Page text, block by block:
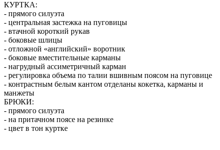
КУРТКА:
- прямого силуэта
- центральная застежка на пуговицы
- втачной короткий рукав
- боковые шлицы
- отложной «английский» воротник
- боковые вместительные карманы
- нагрудный ассиметричный карман
- регулировка объема по талии вшивным поясом на пуговице
- контрастным белым кантом отделаны кокетка, карманы и
манжеты
БРЮКИ:
- прямого силуэта
- на притачном поясе на резинке
- цвет в тон куртке